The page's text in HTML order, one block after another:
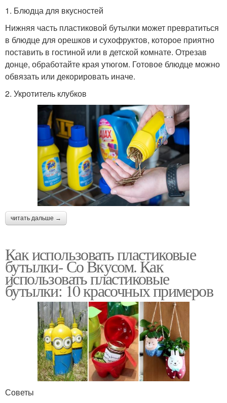
1. Блюдца для вкусностей
Нижняя часть пластиковой бутылки может превратиться
в блюдце для орешков и сухофруктов, которое приятно
поставить в гостиной или в детской комнате. Отрезав
донце, обработайте края утюгом. Готовое блюдце можно
обвязать или декорировать иначе.
2. Укротитель клубков
читать дальше →
Как использовать пластиковые
бутылки- Со Вкусом. Как
использовать пластиковые
бутылки: 10 красочных примеров
Советы